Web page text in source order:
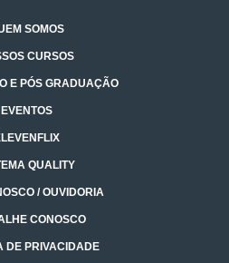
SOMOS
CURSOS
E PÓS GRADUAÇÃO
EVENTOS
QUALITY
/ OUVIDORIA
CONOSCO
DE PRIVACIDADE